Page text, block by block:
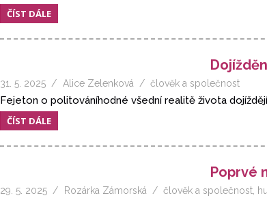
ČÍST DÁLE
31. 5. 2025 Alice Zelenková člověk a společnost
Fejeton o politováníhodné všední realitě života
ČÍST DÁLE
Poprvé
29. 5. 2025 Rozárka Zámorská člověk a společnost